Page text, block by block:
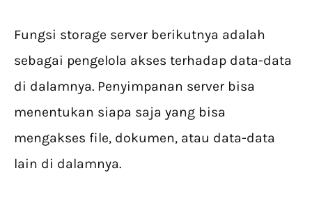
Fungsi storage server berikutnya adalah
sebagai pengelola akses terhadap data-data
di dalamnya. Penyimpanan server bisa
menentukan siapa saja yang bisa
mengakses file, dokumen, atau data-data
lain di dalamnya.